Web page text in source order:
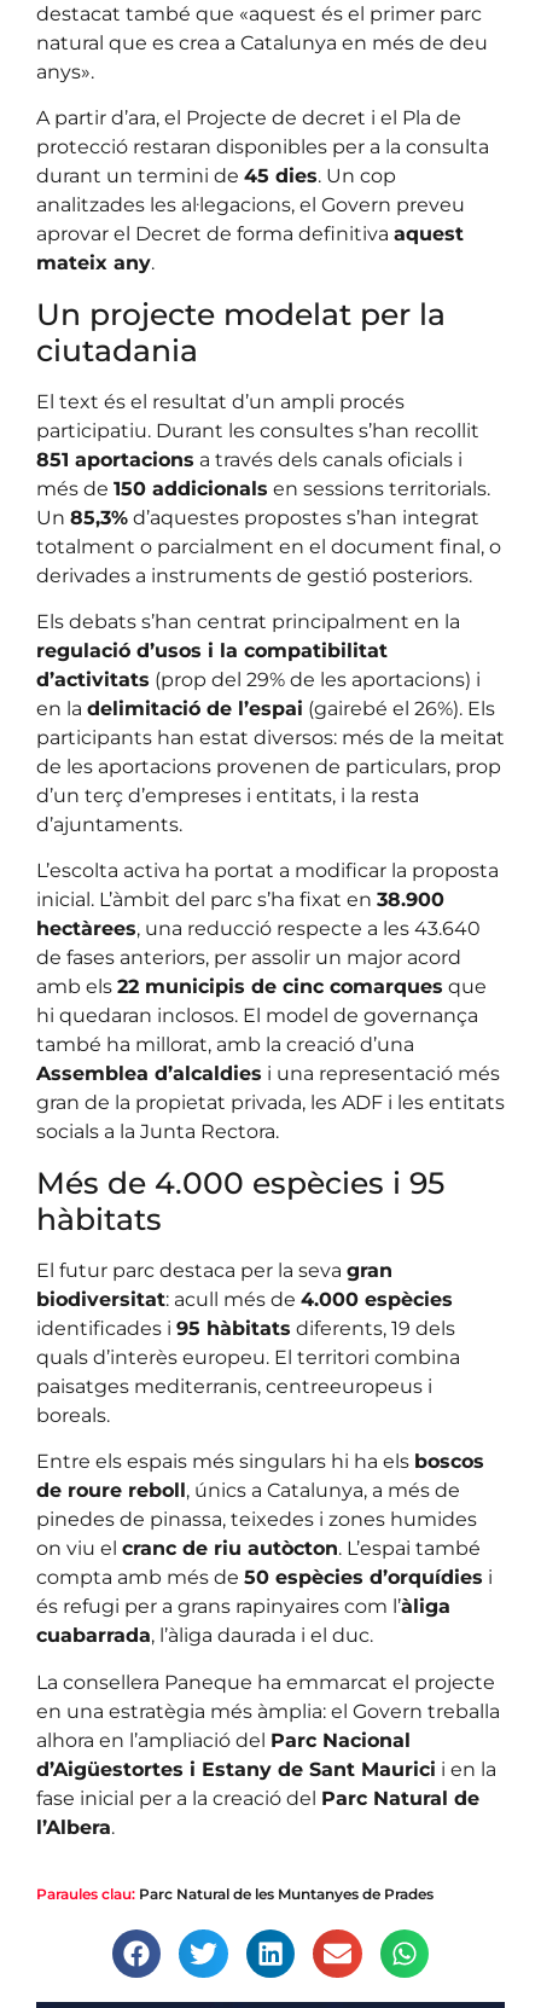
destacat també que «aquest és el primer parc
natural que es crea a Catalunya en més de deu
anys».
A partir d’ara, el Projecte de decret i el Pla de
protecció restaran disponibles per a la consulta
durant un termini de 45 dies. Un cop
analitzades les al·legacions, el Govern preveu
aprovar el Decret de forma definitiva aquest
mateix any.
Un projecte modelat per la
ciutadania
El text és el resultat d’un ampli procés
participatiu. Durant les consultes s’han recollit
851 aportacions a través dels canals oficials i
més de 150 addicionals en sessions territorials.
Un 85,3% d’aquestes propostes s’han integrat
totalment o parcialment en el document final, o
derivades a instruments de gestió posteriors.
Els debats s’han centrat principalment en la
regulació d’usos i la compatibilitat
d’activitats (prop del 29% de les aportacions) i
en la delimitació de l’espai (gairebé el 26%). Els
participants han estat diversos: més de la meitat
de les aportacions provenen de particulars, prop
d’un terç d’empreses i entitats, i la resta
d’ajuntaments.
L’escolta activa ha portat a modificar la proposta
inicial. L’àmbit del parc s’ha fixat en 38.900
hectàrees, una reducció respecte a les 43.640
de fases anteriors, per assolir un major acord
amb els 22 municipis de cinc comarques que
hi quedaran inclosos. El model de governança
també ha millorat, amb la creació d’una
Assemblea d’alcaldies i una representació més
gran de la propietat privada, les ADF i les entitats
socials a la Junta Rectora.
Més de 4.000 espècies i 95
hàbitats
El futur parc destaca per la seva gran
biodiversitat: acull més de 4.000 espècies
identificades i 95 hàbitats diferents, 19 dels
quals d’interès europeu. El territori combina
paisatges mediterranis, centreeuropeus i
boreals.
Entre els espais més singulars hi ha els boscos
de roure reboll, únics a Catalunya, a més de
pinedes de pinassa, teixedes i zones humides
on viu el cranc de riu autòcton. L’espai també
compta amb més de 50 espècies d’orquídies i
és refugi per a grans rapinyaires com l’àliga
cuabarrada, l’àliga daurada i el duc.
La consellera Paneque ha emmarcat el projecte
en una estratègia més àmplia: el Govern treballa
alhora en l’ampliació del Parc Nacional
d’Aigüestortes i Estany de Sant Maurici i en la
fase inicial per a la creació del Parc Natural de
l’Albera.
Paraules clau: Parc Natural de les Muntanyes de Prades